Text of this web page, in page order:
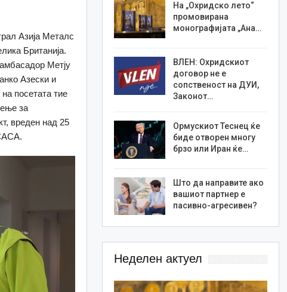
Азија Металс
Британија.
Метју
Азески и
посетата тие
за
вреден над 25
На „Охридско лето“
промовирана
монографијата „Ана…
ВЛЕН: Охридскиот
договор не е
сопственост на ДУИ,
Законот…
Ормускиот Теснец ќе
биде отворен многу
брзо или Иран ќе…
Што да направите ако
вашиот партнер е
пасивно-агресивен?
Неделен актуел